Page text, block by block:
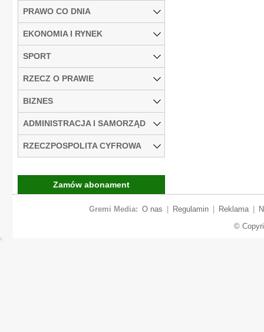
PRAWO CO DNIA
EKONOMIA I RYNEK
SPORT
RZECZ O PRAWIE
BIZNES
ADMINISTRACJA I SAMORZĄD
RZECZPOSPOLITA CYFROWA
Zamów abonament
Gremi Media: O nas Regulamin Reklama
©